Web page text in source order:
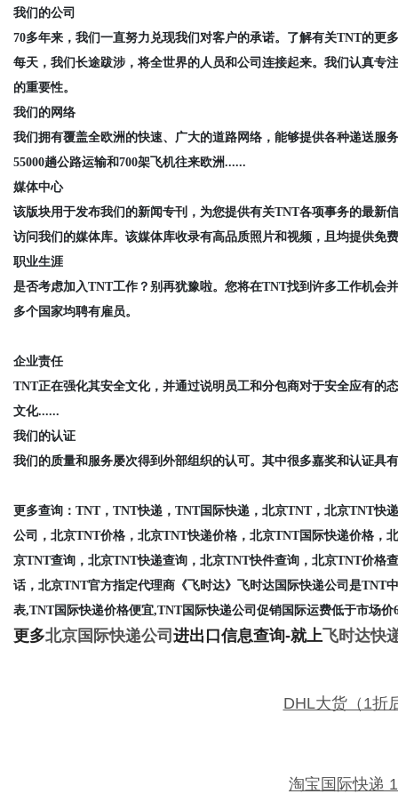
我们的公司
70多年来，我们一直努力兑现我们对客户的承诺。了解有关TNT的更
每天，我们长途跋涉，将全世界的人员和公司连接起来。我们认真
的重要性。
我们的网络
我们拥有覆盖全欧洲的快速、广大的道路网络，能够提供各种递送服
55000趟公路运输和700架飞机往来欧洲......
媒体中心
该版块用于发布我们的新闻专刊，为您提供有关TNT各项事务的最新
访问我们的媒体库。该媒体库收录有高品质照片和视频，且均提供免
职业生涯
是否考虑加入TNT工作？别再犹豫啦。您将在TNT找到许多工作机会
多个国家均聘有雇员。
企业责任
TNT正在强化其安全文化，并通过说明员工和分包商对于安全应有的
文化......
我们的认证
我们的质量和服务屡次得到外部组织的认可。其中很多嘉奖和认证
更多查询： TNT，TNT快递，TNT国际快递，北京TNT，北京TNT快
公司，北京TNT价格，北京TNT快递价格，北京TNT国际快递价格，
京TNT查询，北京TNT快递查询，北京TNT快件查询，北京TNT价格
话，北京TNT官方指定代理商《飞时达》飞时达国际快递公司是TNT
表,TNT国际快递价格便宜,TNT国际快递公司促销国际运费低于市场价
更多北京国际快递公司 进出口信息查询-就上飞时达快
DHL大货（1折
淘宝国际快递